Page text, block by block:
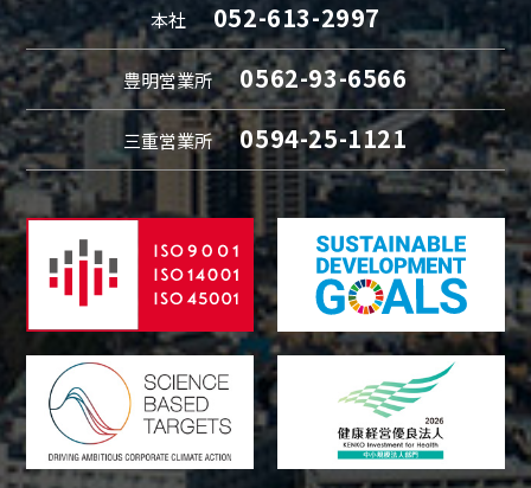
本社 052-613-2997
豊明営業所 0562-93-6566
三重営業所 0594-25-1121